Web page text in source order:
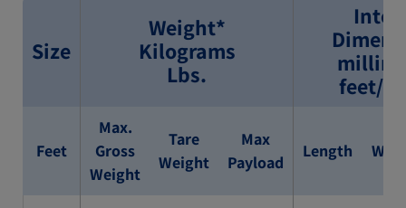
Size
Weight*
Kilograms
Lbs.
feet/
Feet
Max.
Gross
Weight
Tare
Weight
Max
Payload
Length